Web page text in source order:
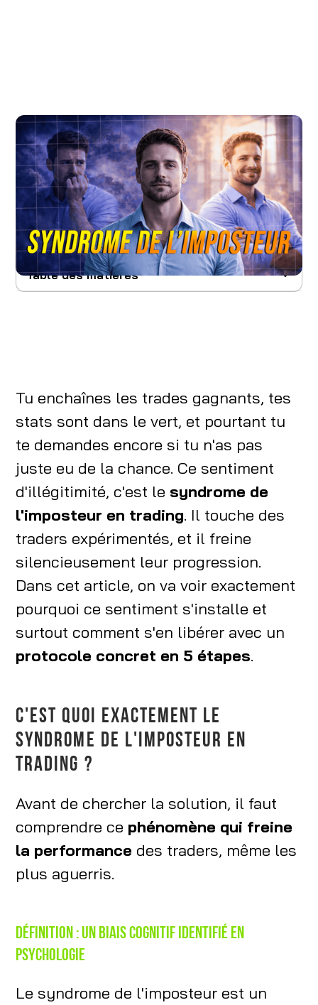
Sommaire :
Table des matières
Pourquoi le trading amplifie ce syndrome plus
que tout autre domaine
Pourquoi les traders performants sont les
plus touchés
Le cycle imposteur en trading : celui qui te
fait vraiment dérailler
Comment se libérer du syndrome de
l'imposteur en trading : protocole en 5 étapes
Les erreurs qui entretiennent le syndrome de
l'imposteur en trading
Exercices concrets pour reprendre le
contrôle dès cette semaine
Tu enchaînes les trades gagnants, tes
stats sont dans le vert, et pourtant tu
te demandes encore si tu n'as pas
juste eu de la chance. Ce sentiment
d'illégitimité, c'est le syndrome de
l'imposteur en trading. Il touche des
traders expérimentés, et il freine
silencieusement leur progression.
Dans cet article, on va voir exactement
pourquoi ce sentiment s'installe et
surtout comment s'en libérer avec un
protocole concret en 5 étapes.
C'EST QUOI EXACTEMENT LE
SYNDROME DE L'IMPOSTEUR EN
TRADING ?
Avant de chercher la solution, il faut
comprendre ce phénomène qui freine
la performance des traders, même les
plus aguerris.
Définition : un biais cognitif identifié en
psychologie
Le syndrome de l'imposteur est un